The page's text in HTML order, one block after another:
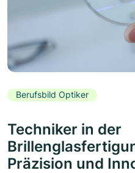
Berufsbild Optiker
Techniker in der
Präzision und